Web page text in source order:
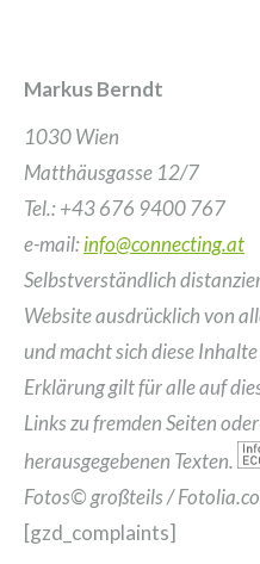
Markus Berndt
1030 Wien
Matthäusgasse 12/7
Tel.: +43 676 9400 767
e-mail:info@connecting.at
Selbstverständlich
Website ausdrücklich von
und macht sich diese
Erklärung gilt für alle auf
Links zu fremden Seiten
herausgegebenen Texten.
Fotos© großteils /
[gzd_complaints]